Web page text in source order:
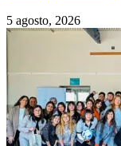
5 agosto, 2026